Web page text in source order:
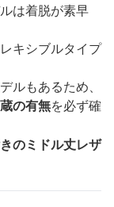
は着脱が素早
キシブルタイプ
ルもあるため、
の有無を必ず確
のミドル丈レザ